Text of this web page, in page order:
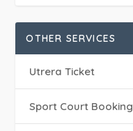
OTHER SERVICES
Utrera Ticket
Sport Court Booking